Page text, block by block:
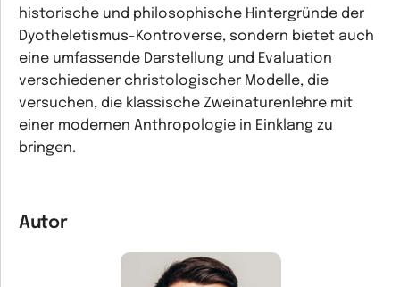
historische und philosophische Hintergründe der
Dyotheletismus-Kontroverse, sondern bietet auch
eine umfassende Darstellung und Evaluation
verschiedener christologischer Modelle, die
versuchen, die klassische Zweinaturenlehre mit
einer modernen Anthropologie in Einklang zu
bringen.
Autor